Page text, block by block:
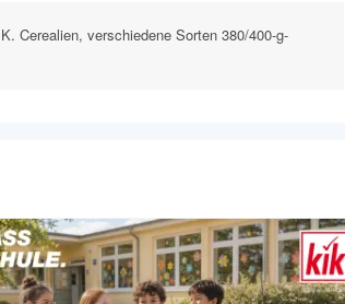
Cerealien, verschiedene Sorten 380/400-g-